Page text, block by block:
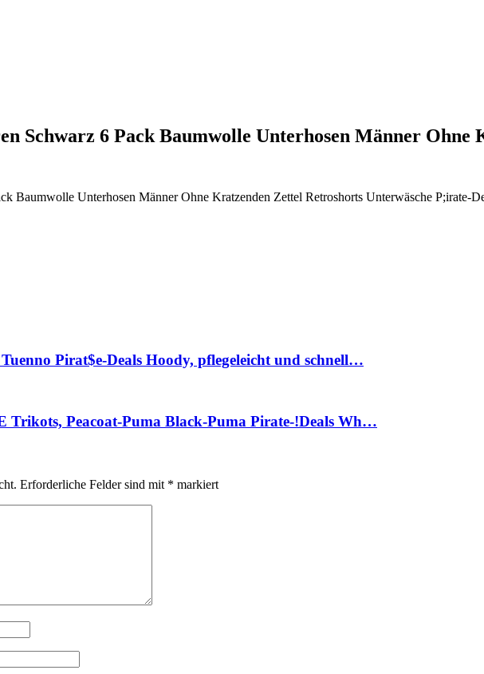
Schwarz 6 Pack Baumwolle Unterhosen Männer
Baumwolle Unterhosen Männer Ohne Kratzenden Zettel Retroshorts Unterwäsche P;irate-
Pirat$e-Deals Hoody, pflegeleicht und schnell…
Trikots, Peacoat-Puma Black-Puma Pirate-!Deals Wh…
Erforderliche Felder sind mit * markiert